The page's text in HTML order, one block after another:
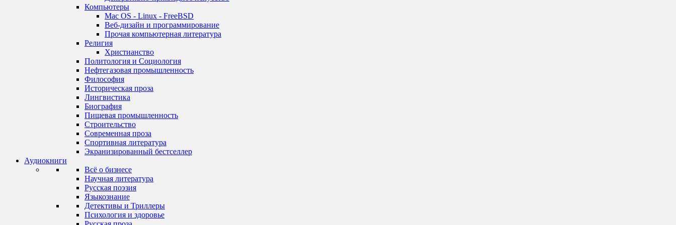
Компьютеры
Mac OS - Linux - FreeBSD
Веб-дизайн и программирование
Прочая компьютерная литература
Религия
Христианство
Политология и Социология
Нефтегазовая промышленность
Философия
Историческая проза
Лингвистика
Биография
Пищевая промышленность
Строительство
Современная проза
Спортивная литература
Экранизированный бестселлер
Аудиокниги
Всё о бизнесе
Научная литература
Русская поэзия
Языкознание
Детективы и Триллеры
Психология и здоровье